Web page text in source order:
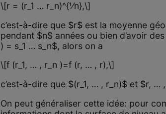
\[r = (r_1 … r_n)^{1⁄n},\]
c’est-à-dire que $r$ est la moyenne
pendant $n$ années ou bien d’avoir
) = s_1 … s_n$, alors on a
\[f (r_1, … , r_n )=f (r, … , r),\]
c’est-à-dire que $(r_1, … , r_n)$ et $r,
On peut généraliser cette idée: pour